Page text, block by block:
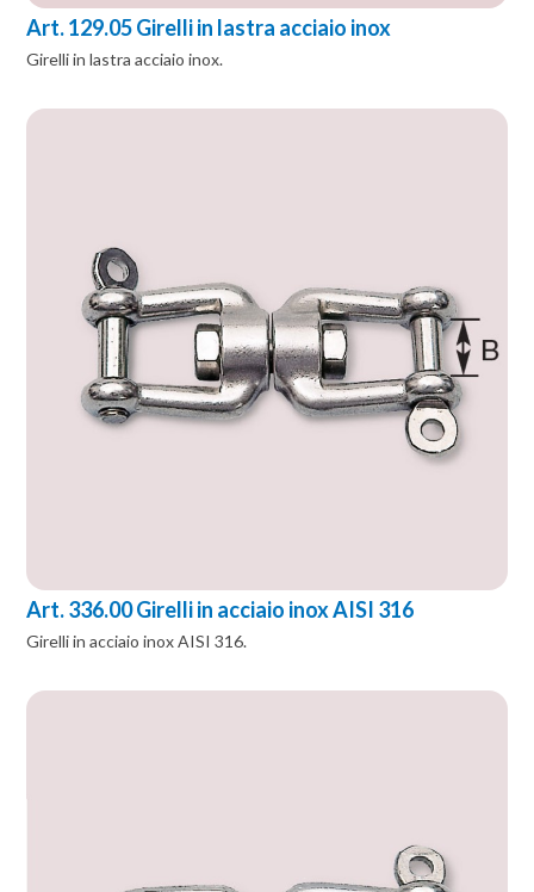
Art. 129.05 Girelli in lastra acciaio inox
Girelli in lastra acciaio inox.
Art. 336.00 Girelli in acciaio inox AISI 316
Girelli in acciaio inox AISI 316.